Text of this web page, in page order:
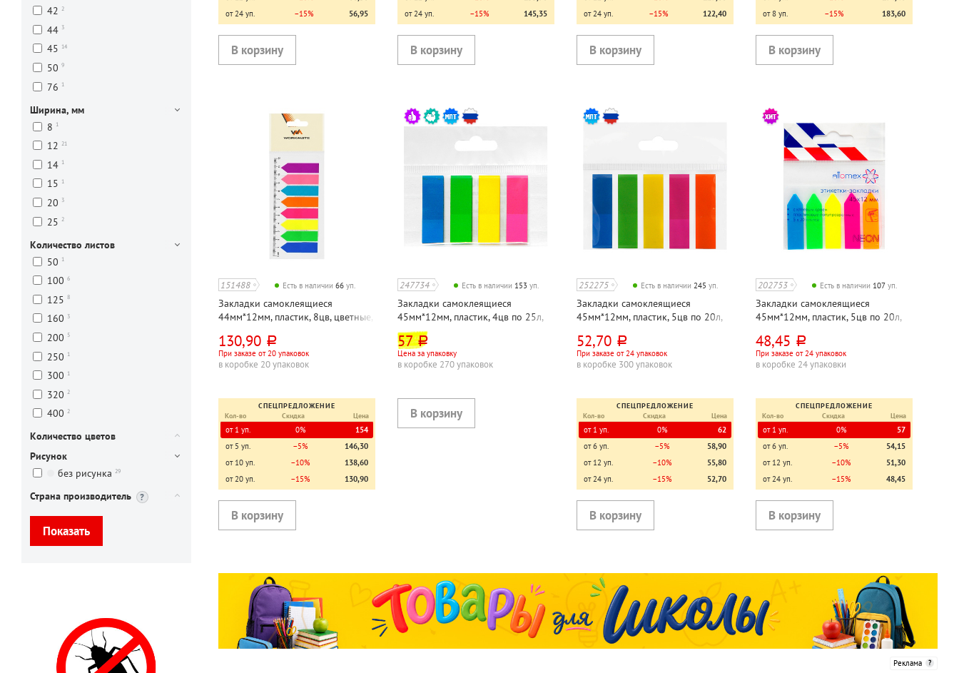
42 2
44 3
45 14
50 9
76 1
Ширина, мм
8 1
12 21
14 1
15 1
20 3
25 2
Количество листов
50 1
100 6
125 8
160 3
200 5
250 1
300 1
320 2
400 2
Количество цветов
Рисунок
без рисунка 29
Страна производитель
от 24 уп.
−15% 56,95
от 24 уп.
−15% 145,35
от 24 уп.
−15% 122,40
от 8 уп.
−15% 183,60
151488 Есть в наличии66 уп.
Закладки самоклеящиеся
44мм*12мм, пластик, 8цв, цветные,
200л
130,90 руб.
При заказе от 20 упаковок
в коробке 20 упаковок
СПЕЦПРЕДЛОЖЕНИЕ
Кол-во
Скидка Цена
от 1 уп. 0%
154
от 5 уп.
−5%
146,30
от 10 уп.
−10%
138,60
от 20 уп.
−15% 130,90
247734 Есть в наличии 153 уп.
Закладки самоклеящиеся
45мм*12мм, пластик, 4цв по 25л,
ассорти, 100л
57 руб.
Цена за упаковку
в коробке 270 упаковок
252275 Есть в наличии 245 уп.
Закладки самоклеящиеся
45мм*12мм, пластик, 5цв по 20л,
52,70 руб.
При заказе от 24 упаковок
в коробке 300 упаковок
СПЕЦПРЕДЛОЖЕНИЕ
Кол-во
Скидка Цена
от 1 уп. 0%
62
от 6 уп.
−5%
58,90
от 12 уп.
−10%
55,80
от 24 уп.
−15% 52,70
202753 Есть в наличии 107 уп.
Закладки самоклеящиеся
45мм*12мм, пластик, 5цв по 20л,
48,45 руб.
При заказе от 24 упаковок
в коробке 24 упаковки
СПЕЦПРЕДЛОЖЕНИЕ
Кол-во
Скидка Цена
от 1 уп. 0%
57
от 6 уп.
−5%
54,15
от 12 уп.
−10%
51,30
от 24 уп.
−15% 48,45
Реклама